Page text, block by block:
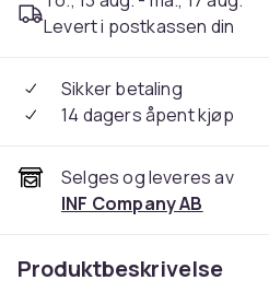
Levert i postkassen din
Sikker betaling
14 dagers åpent kjøp
Selges og leveres av
INF Company AB
Produktbeskrivelse